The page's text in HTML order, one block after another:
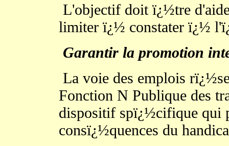
L'objectif doit ï¿½tre
limiter ï¿½ constater ï¿½
Garantir la promotion
La voie des emplois
Fonction N Publique des
dispositif spï¿½cifique qui
consï¿½quences du